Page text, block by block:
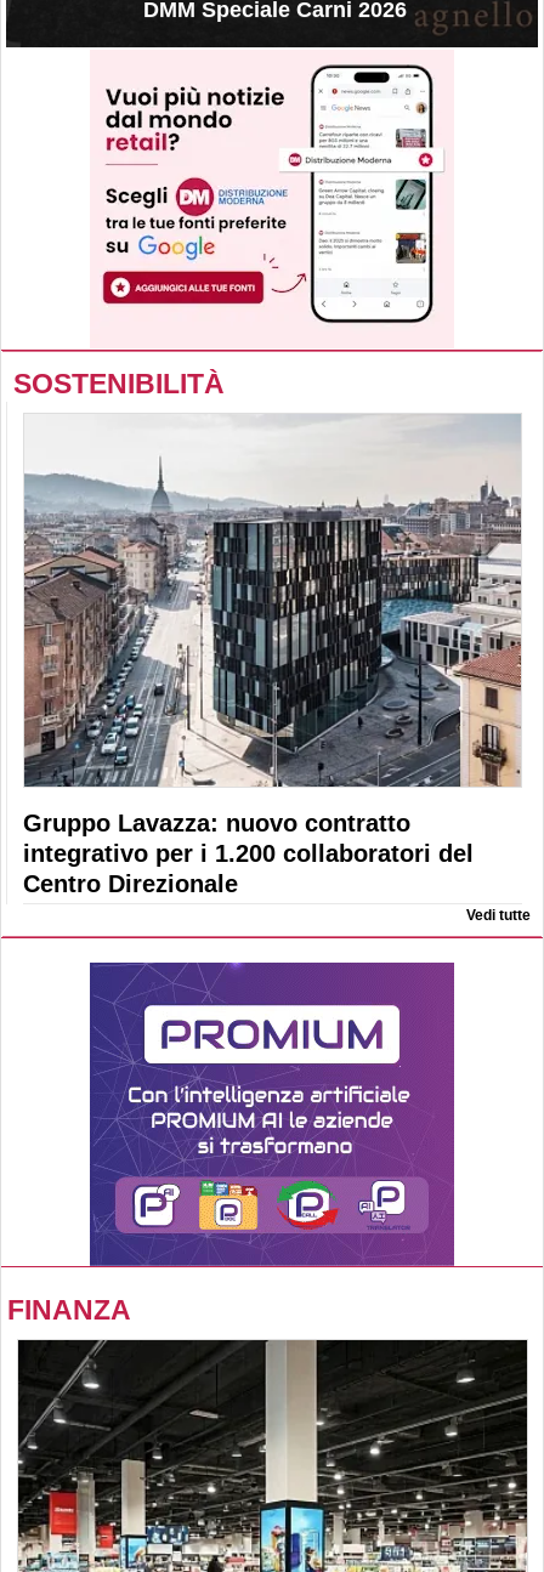
DMM Speciale Carni 2026
SOSTENIBILITÀ
Gruppo Lavazza: nuovo contratto
integrativo per i 1.200 collaboratori del
Centro Direzionale
Vedi tutte
FINANZA